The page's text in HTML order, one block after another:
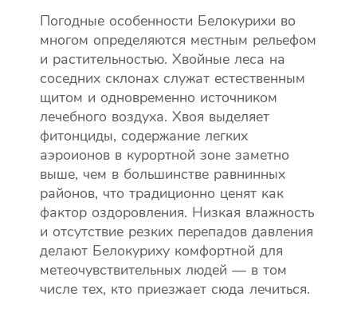
Погодные особенности Белокурихи во
многом определяются местным рельефом
и растительностью. Хвойные леса на
соседних склонах служат естественным
щитом и одновременно источником
лечебного воздуха. Хвоя выделяет
фитонциды, содержание легких
аэроионов в курортной зоне заметно
выше, чем в большинстве равнинных
районов, что традиционно ценят как
фактор оздоровления. Низкая влажность
и отсутствие резких перепадов давления
делают Белокуриху комфортной для
метеочувствительных людей — в том
числе тех, кто приезжает сюда лечиться.